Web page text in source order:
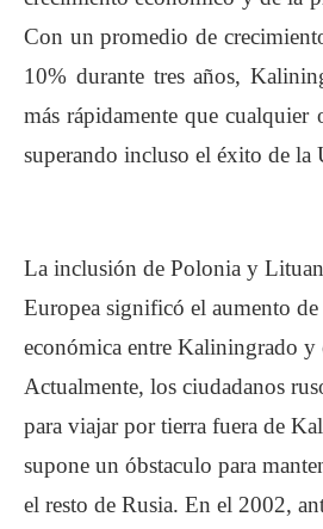
Con un promedio de
10% durante tres años,
más rápidamente que cualquier
superando incluso el éxito de la
La inclusión de Polonia y
Europea significó el aumento de
económica entre Kaliningrado y
Actualmente, los ciudadanos
para viajar por tierra fuera de
supone un óbstaculo para
el resto de Rusia. En el 2002,